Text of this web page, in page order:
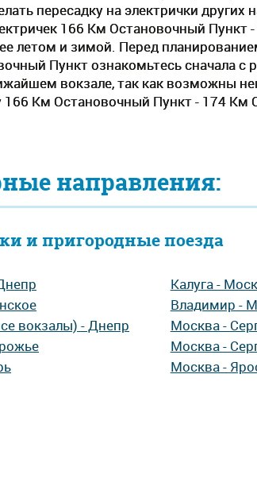
пересадку на электрички
166 Км Остановочный
летом и зимой. Перед
Пункт ознакомьтесь сначала с
вокзале, так как возможны
166 Км Остановочный Пункт - 174
направления:
и пригородные поезда
вокзалы) - Днепр
Калуга -
Владимир -
Москва -
Москва -
Москва -